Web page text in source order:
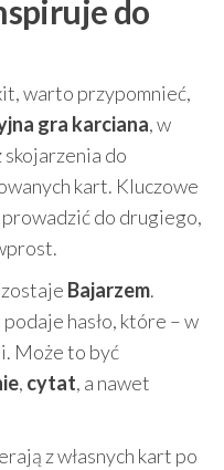
do
warto przypomnieć,
gra karciana, w
do
kart. Kluczowe
prowadzić do drugiego,
Bajarzem.
hasło, które – w
Może to być
, cytat, a nawet
z własnych kart po